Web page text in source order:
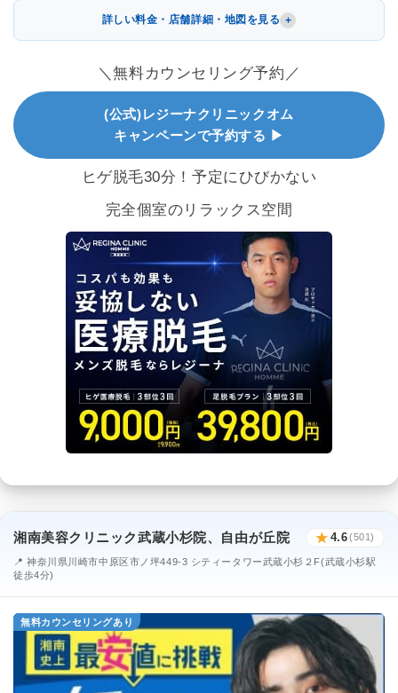
詳しい料金・店舗詳細・地図を見る
＼無料カウンセリング予約／
(公式)レジーナクリニックオム
キャンペーンで予約する ▶
ヒゲ脱毛30分！予定にひびかない
完全個室のリラックス空間
湘南美容クリニック武蔵小杉院、自由が丘院 ★ 4.6(501)
📍 神奈川県川崎市中原区市ノ坪449-3 シティータワー武蔵小杉２F(武蔵小杉駅
徒歩4分)
無料カウンセリングあり